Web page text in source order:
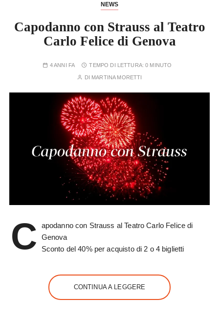
NEWS
Capodanno con Strauss al Teatro
Carlo Felice di Genova
4 ANNI FA TEMPO DI LETTURA:0 MINUTO
DI MARTINA MORETTI
C
apodanno con Strauss al Teatro Carlo Felice di
Genova
Sconto del 40% per acquisto di 2 o 4 biglietti
CONTINUA A LEGGERE